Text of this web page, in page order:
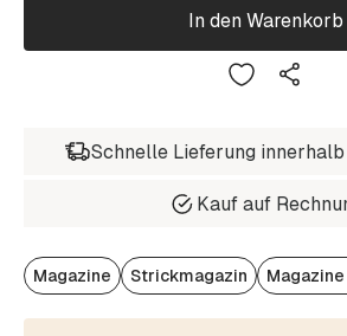
In den Warenkorb
Schnelle Lieferung
Kauf auf
Magazine Strickmagazin